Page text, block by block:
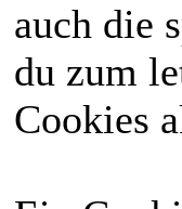
auch die
du zum
Cookies